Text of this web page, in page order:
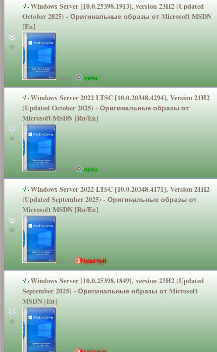
√·Windows Server [10.0.25398.1913], version 23H2 (Updated
October 2025) - Оригинальныеобразы от Microsoft MSDN
[En]
Автор: wowa
√·Windows Server 2022 LTSC [10.0.20348.4294], Version 21H2
(Updated October 2025) - Оригинальныеобразы от
Microsoft MSDN [Ru/En]
Автор: wowa
√·Windows Server 2022 LTSC [10.0.20348.4171], Version 21H2
(Updated September 2025) - Оригинальныеобразы от
Microsoft MSDN [Ru/En]
Автор: Izual Soft
√·Windows Server [10.0.25398.1849], version 23H2 (Updated
September 2025) - Оригинальныеобразы от Microsoft
MSDN [En]